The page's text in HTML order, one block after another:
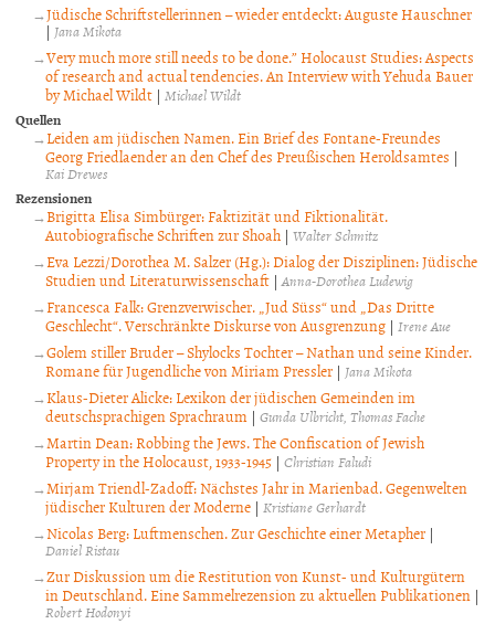
Jüdische Schriftstellerinnen – wieder entdeckt: Auguste Hauschner
| Jana Mikota
Very much more still needs to be done.” Holocaust Studies: Aspects
of research and actual tendencies. An Interview with Yehuda Bauer
by Michael Wildt | Michael Wildt
Quellen
Leiden am jüdischen Namen. Ein Brief des Fontane-Freundes
Georg Friedlaender an den Chef des Preußischen Heroldsamtes |
Kai Drewes
Rezensionen
Brigitta Elisa Simbürger: Faktizität und Fiktionalität.
Autobiografische Schriften zur Shoah | Walter Schmitz
Eva Lezzi/Dorothea M. Salzer (Hg.): Dialog der Disziplinen: Jüdische
Studien und Literaturwissenschaft |Anna-Dorothea Ludewig
Francesca Falk: Grenzverwischer. „Jud Süss“ und „Das Dritte
Geschlecht“. Verschränkte Diskurse von Ausgrenzung | Irene Aue
Golem stiller Bruder – Shylocks Tochter – Nathan und seine Kinder.
Romane für Jugendliche von Miriam Pressler | Jana Mikota
Klaus-Dieter Alicke: Lexikon der jüdischen Gemeinden im
deutschsprachigen Sprachraum | Gunda Ulbricht Thomas Fache
Martin Dean: Robbing the Jews. The Confiscation of Jewish
Property in the Holocaust, 1933-1945 | Christian Faludi
Mirjam Triendl-Zadoff: Nächstes Jahr in Marienbad. Gegenwelten
jüdischer Kulturen der Moderne | Kristiane Gerhardt
Nicolas Berg: Luftmenschen. Zur Geschichte einer Metapher |
Daniel Ristau
Zur Diskussion um die Restitution von Kunst- und Kulturgütern
in Deutschland. Eine Sammelrezension zu aktuellen Publikationen |
Robert Hodonyi